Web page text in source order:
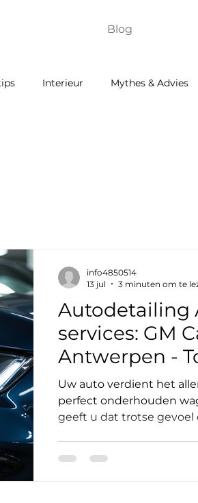
Blog
Interieur Mythes & Advies
Autodetailing
services: GM
Antwerpen -
voor uw auto
Uw auto verdient het
perfect onderhouden
geeft u dat trotse gevoel
om meer dan alleen
info4850514
13 jul
3 minuten om te